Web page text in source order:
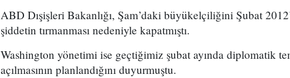
ABD Dışişleri Bakanlığı, Şam’daki büyükelçiliğini Şubat
şiddetin tırmanması nedeniyle kapatmıştı.
Washington yönetimi ise geçtiğimiz şubat ayında diplomatik
açılmasının planlandığını duyurmuştu.